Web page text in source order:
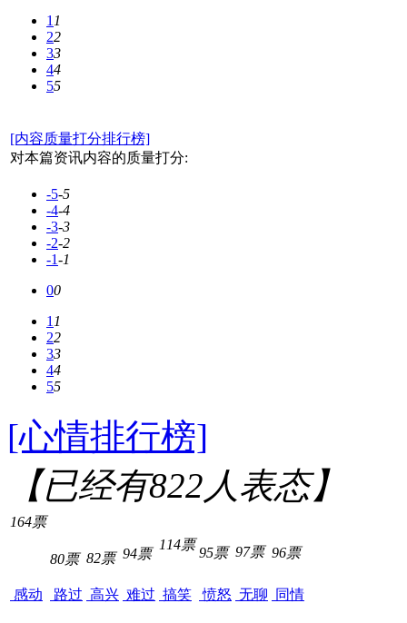
11
22
33
44
55
[内容质量打分排行榜]
对本篇资讯内容的质量打分:
-5-5
-4-4
-3-3
-2-2
-1-1
00
11
22
33
44
55
[心情排行榜]
【已经有822人表态】
164票
感动
80票
路过
82票
高兴
94票
难过
114票
搞笑
95票
愤怒
97票
无聊
96票
同情